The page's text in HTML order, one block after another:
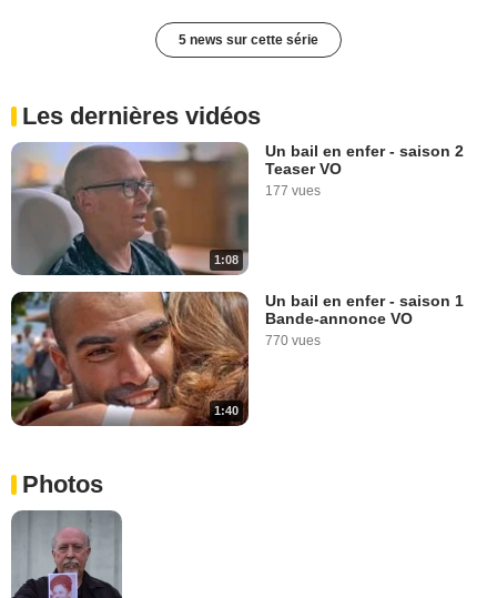
5 news sur cette série
Les dernières vidéos
1:08
Un bail en enfer - saison 2
Teaser VO
177 vues
1:40
Un bail en enfer - saison 1
Bande-annonce VO
770 vues
Photos